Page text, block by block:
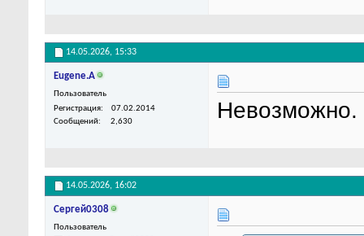
14.05.2026, 15:33
Eugene.A
Пользователь
Регистрация
07.02.2014
Сообщений
2,630 Невозможно.
14.05.2026, 16:02
Сергей0308
Пользователь